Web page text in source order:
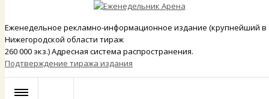
Еженедельное рекламно-информационное издание (крупнейший в
Нижегородской области тираж
260 000 экз.) Адресная система распространения.
Подтверждение тиража издания